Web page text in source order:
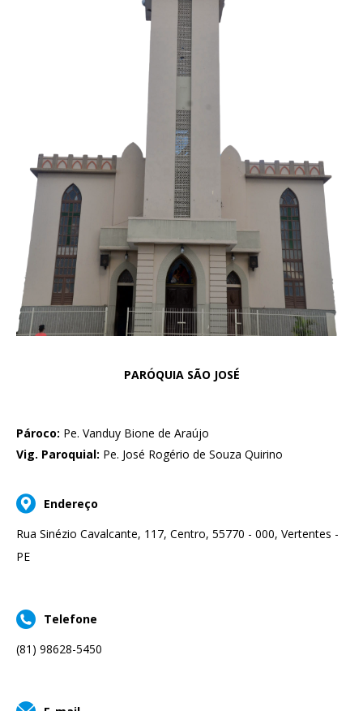
PARÓQUIA SÃO JOSÉ
Pároco: Pe. Vanduy Bione de Araújo
Vig. Paroquial: Pe. José Rogério de Souza Quirino
Endereço
Rua Sinézio Cavalcante, 117, Centro, 55770 - 000, Vertentes -
PE
Telefone
(81) 98628-5450